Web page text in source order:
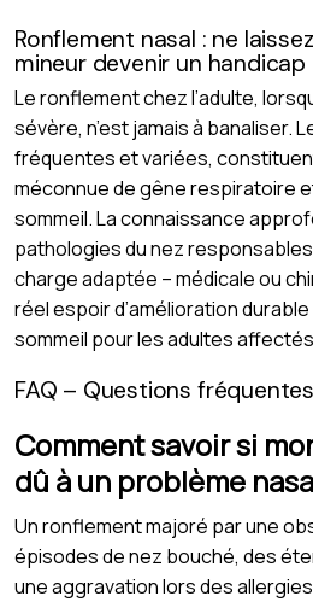
Ronflement nasal : ne
mineur devenir un
Le ronflement chez l’adulte,
sévère, n’est jamais à banaliser.
fréquentes et variées,
méconnue de gêne respiratoire
sommeil. La connaissance
pathologies du nez
charge adaptée – médicale ou
réel espoir d’amélioration
sommeil pour les adultes
FAQ – Questions fréquentes
Comment savoir si
dû à un problème
Un ronflement majoré par une
épisodes de nez bouché, des
une aggravation lors des